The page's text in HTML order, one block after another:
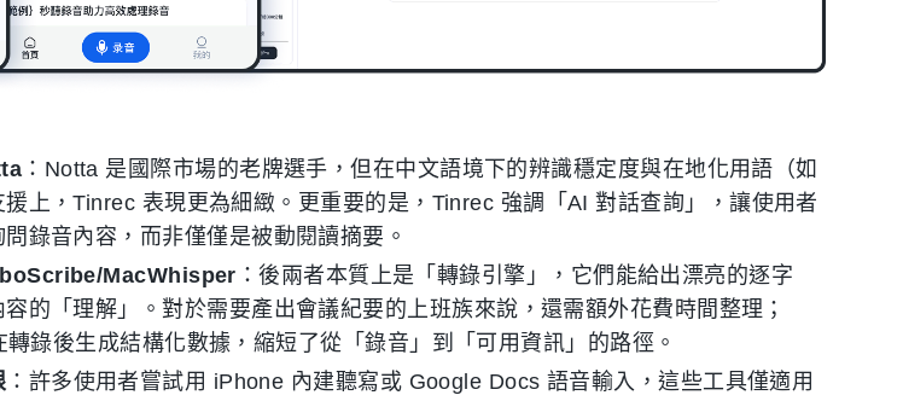
：Notta 是國際市場的老牌選手，但在中文語境下的辨識穩定度與在地化用語（如
援上，Tinrec 表現更為細緻。更重要的是，Tinrec 強調「AI 對話查詢」，讓使用者
錄音內容，而非僅僅是被動閱讀摘要。
MacWhisper ：後兩者本質上是「轉錄引擎」，它們能給出漂亮的逐字
的「理解」。對於需要產出會議紀要的上班族來說，還需額外花費時間整理；
錄後生成結構化數據，縮短了從「錄音」到「可用資訊」的路徑。
：許多使用者嘗試用 iPhone 內建聽寫或 Google Docs 語音輸入，這些工具僅適用